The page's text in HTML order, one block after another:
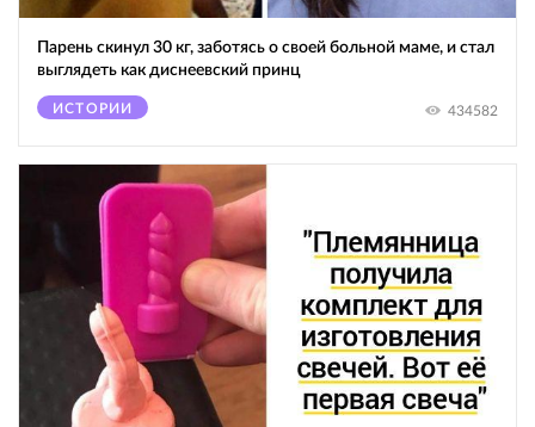
Парень скинул 30 кг, заботясь о своей больной маме, и стал
выглядеть как диснеевский принц
ИСТОРИИ 434582